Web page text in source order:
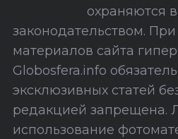
а
охраняются
законодательством.
материалов сайта
Globosfera.info
эксклюзивных статей
редакцией запрещена.
использование